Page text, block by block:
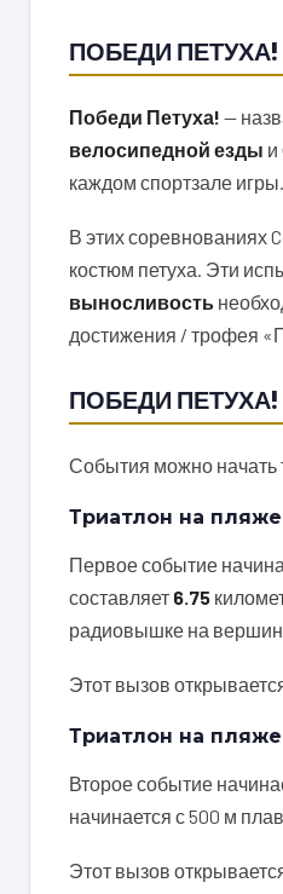
ПОБЕДИ
Победи Петуха! —
велосипедной езды и
каждом спортзале игры.
В этих соревнованиях
костюм петуха. Эти
выносливость
достижения / трофея
ПОБЕДИ
События можно начать
Триатлон на
Первое событие
составляет 6.75
радиовышке на
Этот вызов
Триатлон на
Второе событие
начинается с 500 м
Этот вызов